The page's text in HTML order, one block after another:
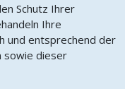
Schutz Ihrer
Ihre
und entsprechend der
sowie dieser